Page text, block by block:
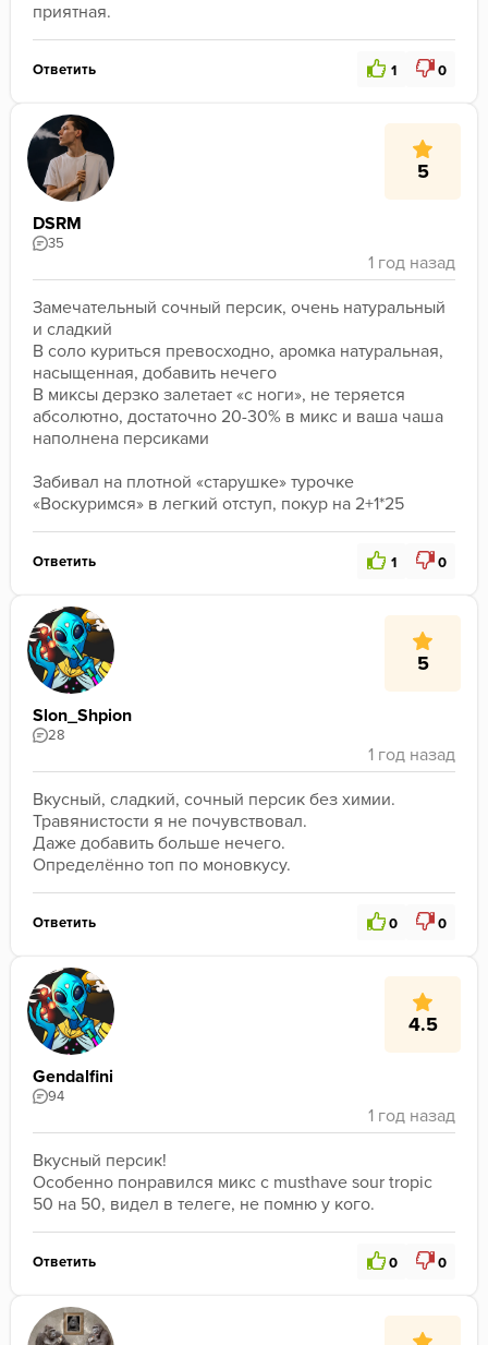
приятная.
Ответить 1 0
5
DSRM
35
Замечательный сочный персик, очень натуральный
и сладкий
В соло куриться превосходно, аромка натуральная,
насыщенная, добавить нечего
В миксы дерзко залетает «с ноги», не теряется
абсолютно, достаточно 20-30% в микс и ваша чаша
наполнена персиками
Забивал на плотной «старушке» турочке
«Воскуримся» в легкий отступ, покур на 2+1*25
Ответить 1 0
5
Slon_Shpion
28
Вкусный, сладкий, сочный персик без химии.
Травянистости я не почувствовал.
Даже добавить больше нечего.
Определённо топ по моновкусу.
Ответить 0 0
4.5
Gendalfini
94
Вкусный персик!
Особенно понравился микс с musthave sour tropic
50 на 50, видел в телеге, не помню у кого.
Ответить 0 0